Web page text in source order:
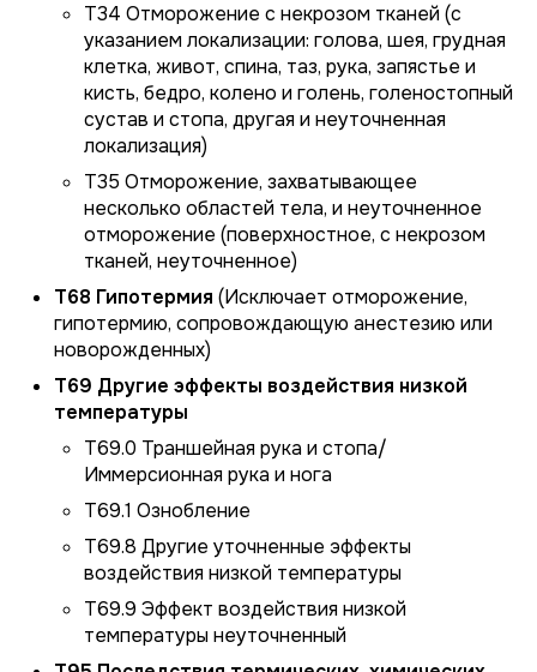
T34 Отморожение с некрозом тканей (с
указанием локализации: голова, шея, грудная
клетка, живот, спина, таз, рука, запястье и
кисть, бедро, колено и голень, голеностопный
сустав и стопа, другая и неуточненная
локализация)
T35 Отморожение, захватывающее
несколько областей тела, и неуточненное
отморожение (поверхностное, с некрозом
тканей, неуточненное)
T68 Гипотермия (Исключает отморожение,
гипотермию, сопровождающую анестезию или
новорожденных)
T69 Другие эффекты воздействия низкой
температуры
T69.0 Траншейная рука и стопа/
Иммерсионная рука и нога
T69.1 Ознобление
T69.8 Другие уточненные эффекты
воздействия низкой температуры
T69.9 Эффект воздействия низкой
температуры неуточненный